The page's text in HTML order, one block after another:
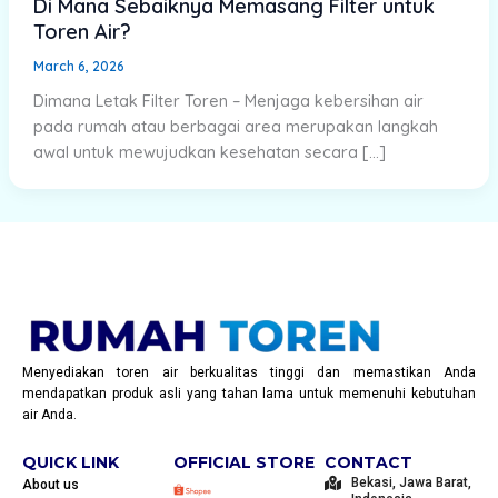
Di Mana Sebaiknya Memasang Filter untuk
Toren Air?
March 6, 2026
Dimana Letak Filter Toren – Menjaga kebersihan air
pada rumah atau berbagai area merupakan langkah
awal untuk mewujudkan kesehatan secara […]
Menyediakan toren air berkualitas tinggi dan memastikan Anda
mendapatkan produk asli yang tahan lama untuk memenuhi kebutuhan
air Anda.
QUICK LINK
About us
OFFICIAL STORE CONTACT
Bekasi, Jawa Barat,